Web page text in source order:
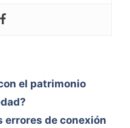
el patrimonio
errores de conexión